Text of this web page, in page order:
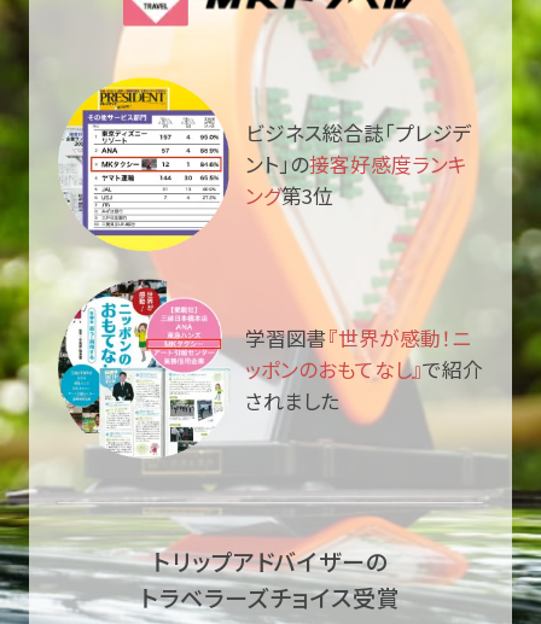
ビジネス総合誌「プレジデ
ント」の接客好感度ランキ
ング第3位
学習図書『世界が感動！ニ
ッポンのおもてなし』で紹介
されました
トリップアドバイザーの
トラベラーズチョイス受賞